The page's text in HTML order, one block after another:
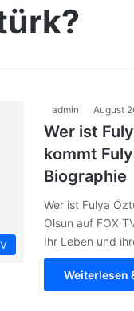
admin August
Wer ist
kommt
Biographie
Wer ist Fulya
Olsun auf FOX
Ihr Leben und
Weiterlesen